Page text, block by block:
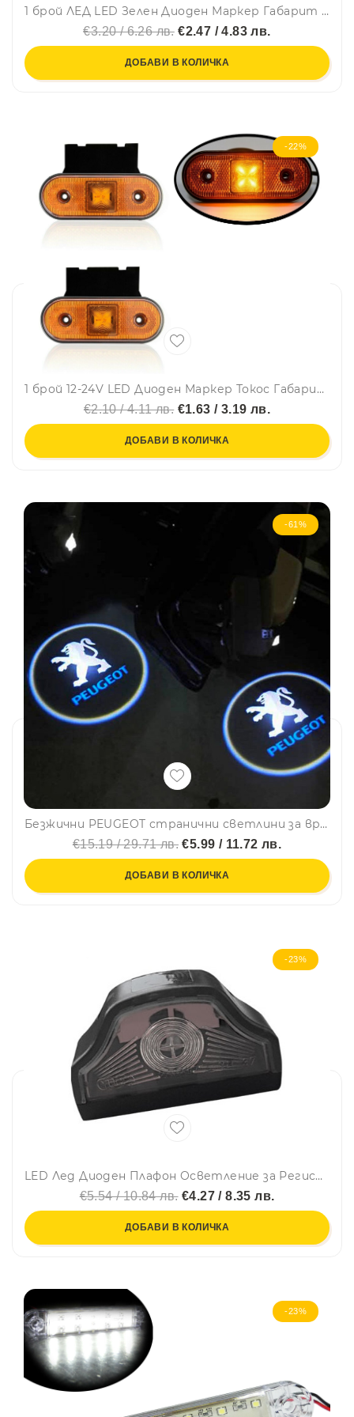
1 брой ЛЕД LED Зелен Диоден Маркер Габарит Токос със 12 светодиода за камион ремарке бус ван каравана платформа 12V
€3.20 / 6.26 лв.€2.47 / 4.83 лв.
ДОБАВИ В КОЛИЧКА
-22%
1 брой 12-24V LED Диоден Маркер Токос Габарит Светлина За Камион Ремарке Платформа Оранжев
€2.10 / 4.11 лв.€1.63 / 3.19 лв.
ДОБАВИ В КОЛИЧКА
-61%
Безжични PEUGEOT странични светлини за врата на кола, 2 броя, LED лого
€15.19 / 29.71 лв. €5.99 / 11.72 лв.
ДОБАВИ В КОЛИЧКА
-23%
LED Лед Диоден Плафон Oсветление за Регистрационен Номер ,24V, За Ремарке, Бус, Каравана, Платформа, Черен
€5.54 / 10.84 лв.€4.27 / 8.35 лв.
ДОБАВИ В КОЛИЧКА
-23%